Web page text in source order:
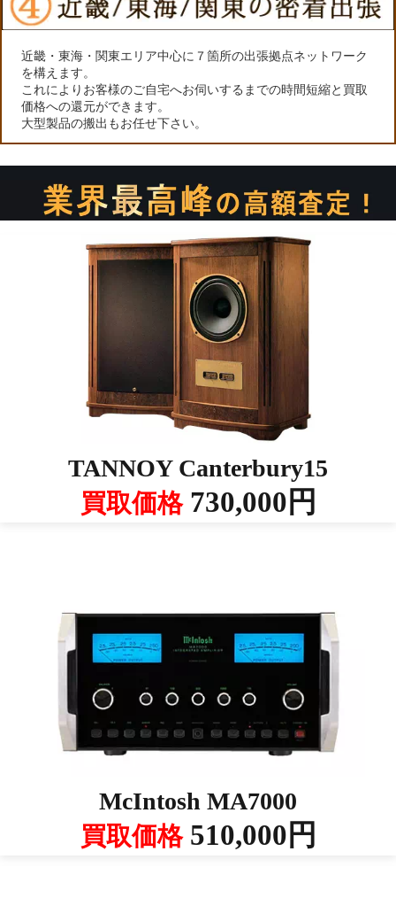
近畿・東海・関東エリア中心に７箇所の出張拠点ネットワーク
を構えます。
これによりお客様のご自宅へお伺いするまでの時間短縮と買取
価格への還元ができます。
大型製品の搬出もお任せ下さい。
TANNOY Canterbury15
買取価格730,000円
McIntosh MA7000
買取価格510,000円